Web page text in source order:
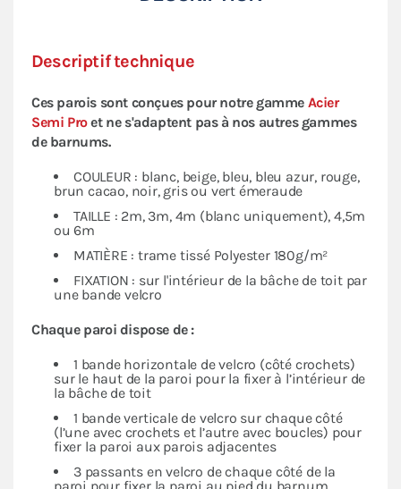
Descriptif technique
Ces parois sont conçues pour notre gamme Acier
Semi Proet ne s'adaptent pas à nos autres gammes
de barnums.
COULEUR : blanc, beige, bleu, bleu azur, rouge,
brun cacao, noir, gris ou vert émeraude
TAILLE : 2m, 3m, 4m (blanc uniquement), 4,5m
ou 6m
MATIÈRE : trame tissé Polyester 180g/m²
FIXATION : sur l'intérieur de la bâche de toit par
une bande velcro
Chaque paroi dispose de :
1 bande horizontale de velcro (côté crochets)
sur le haut de la paroi pour la fixer à l’intérieur de
la bâche de toit
1 bande verticale de velcro sur chaque côté
(l’une avec crochets et l’autre avec boucles) pour
fixer la paroi aux parois adjacentes
3 passants en velcro de chaque côté de la